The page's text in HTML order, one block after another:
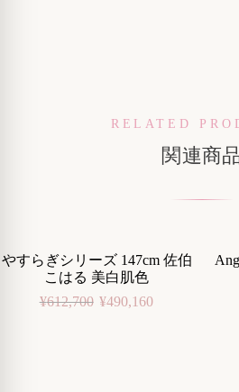
RELATED
関連商
-20%
やすらぎシリーズ 147cm 佐伯
こはる 美白肌色
¥612,700 ¥490,160
-